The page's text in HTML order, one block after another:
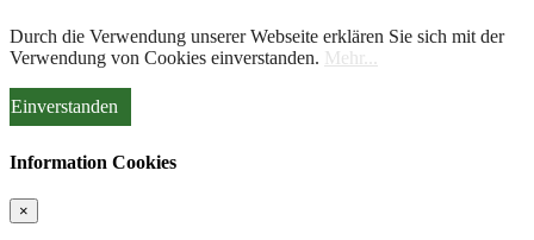
Durch die Verwendung unserer Webseite erklären Sie sich mit der
Verwendung von Cookies einverstanden. Mehr...
Einverstanden
Information Cookies
×